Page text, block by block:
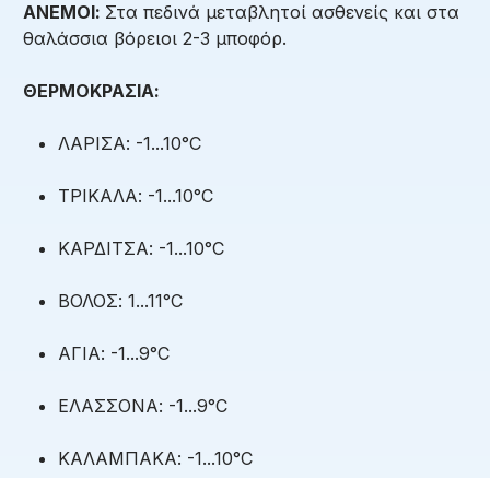
ΑΝΕΜΟΙ: Στα πεδινά μεταβλητοί ασθενείς και στα
θαλάσσια βόρειοι 2-3 μποφόρ.
ΘΕΡΜΟΚΡΑΣΙΑ:
ΛΑΡΙΣΑ: -1...10°C
ΤΡΙΚΑΛΑ: -1...10°C
ΚΑΡΔΙΤΣΑ: -1...10°C
ΒΟΛΟΣ: 1...11°C
ΑΓΙΑ: -1...9°C
ΕΛΑΣΣΟΝΑ: -1...9°C
ΚΑΛΑΜΠΑΚΑ: -1...10°C